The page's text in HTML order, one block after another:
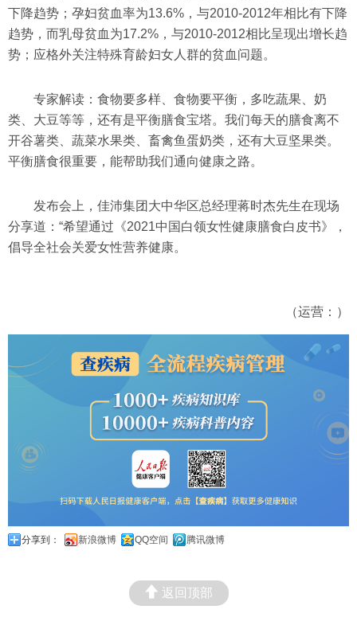
下降趋势；孕妇贫血率为13.6%，与2010-2012年相比有下降
趋势，而乳母贫血为17.2%，与2010-2012相比呈现出增长趋
势；应格外关注特殊育龄妇女人群的贫血问题。
专家解读：食物要多样、食物要平衡，多吃蔬果、奶
类、大豆等等，还有是平衡膳食宝塔。我们每天的膳食离不
开谷薯类、蔬菜水果类、畜禽鱼蛋奶类，还有大豆坚果类。
平衡膳食很重要，能帮助我们通向健康之路。
发布会上，佳沛集团大中华区总经理蒋时杰先生在现场
分享道：“希望通过《2021中国白领女性健康膳食白皮书》，
倡导全社会关爱女性营养健康。
（运营：）
分享到： 新浪微博 QQ空间 腾讯微博
返回顶部